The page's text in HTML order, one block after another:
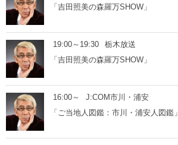
「吉田照美の森羅万SHOW」
19:00～19:30
栃木放送
「吉田照美の森羅万SHOW」
16:00～
J:COM市川・浦安
「ご当地人図鑑：市川・浦安人図鑑」